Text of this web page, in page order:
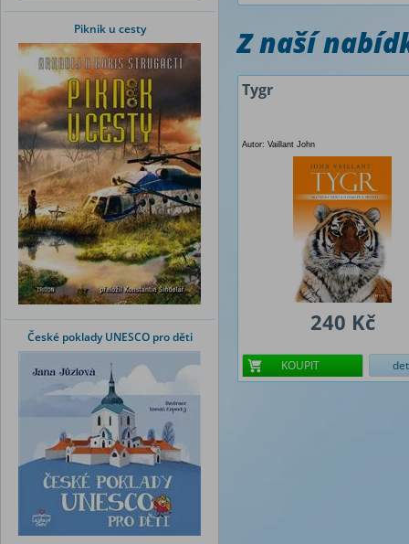
Piknik u cesty
České poklady UNESCO pro děti
Z naší
Tygr
Autor: Vaillant John
240 Kč
KOUPIT